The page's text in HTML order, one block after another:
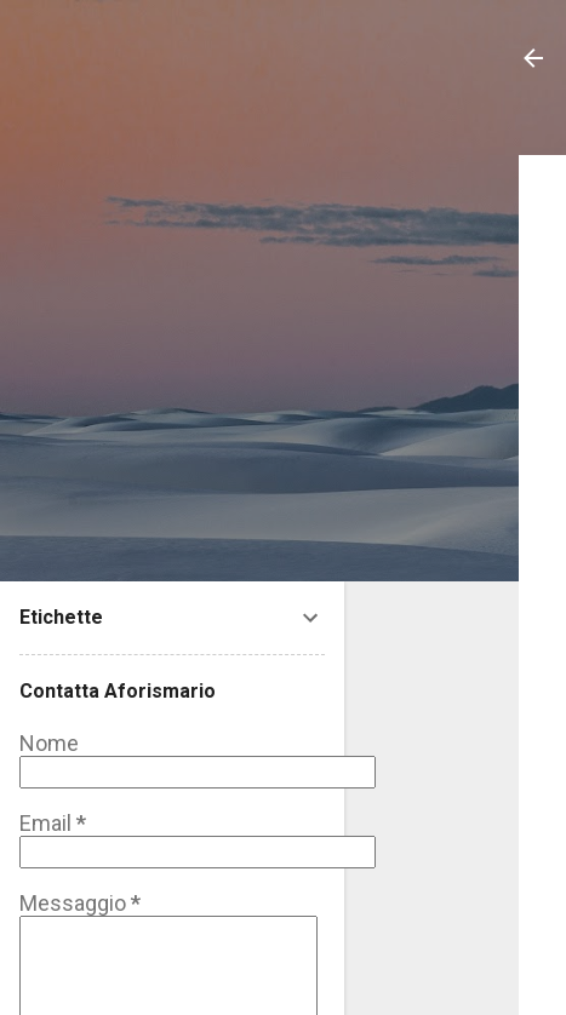
Etichette
Contatta Aforismario
Nome
Email *
Messaggio*